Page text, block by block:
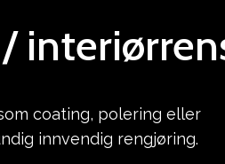
coating, polering eller
innvendig rengjøring.